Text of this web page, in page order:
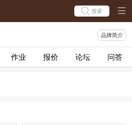
搜索
品牌简介
作业 报价 论坛 问答